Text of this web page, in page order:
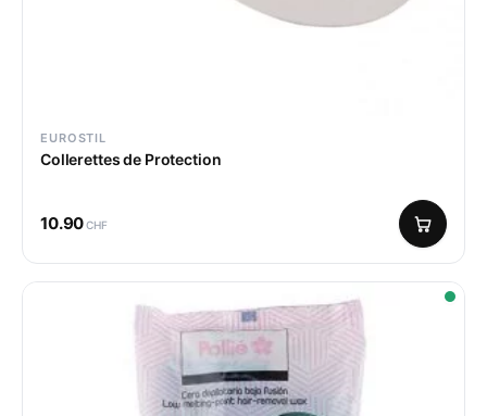
EUROSTIL
Collerettes de Protection
10.90CHF